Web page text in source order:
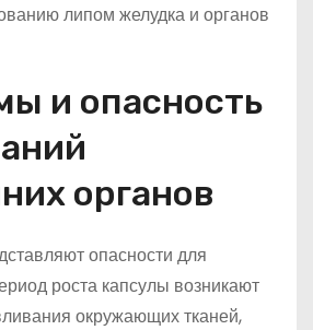
липом желудка и органов
и опасность
органов
опасности для
роста капсулы возникают
окружающих тканей,